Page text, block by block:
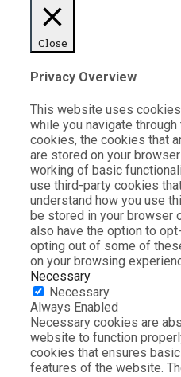
Close
Privacy Overview
This website uses
while you navigate
cookies, the cookies that
are stored on your
working of basic
use third-party cookies
understand how you use
be stored in your browser
also have the option to
opting out of some of
on your browsing
Necessary
Necessary
Always Enabled
Necessary cookies are
website to function
cookies that ensures
features of the website.